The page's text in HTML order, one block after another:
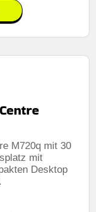
M720q mit 30
mit
Desktop